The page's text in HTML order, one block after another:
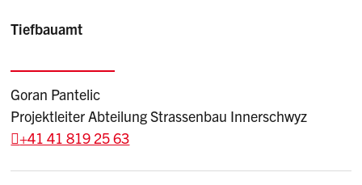
Tiefbauamt
Goran Pantelic
Projektleiter Abteilung Strassenbau Innerschwyz
+41 41 819 25 63